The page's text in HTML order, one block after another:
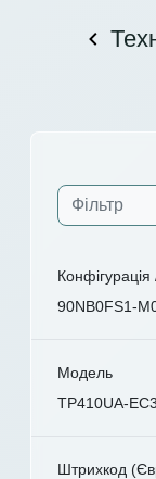
90NB0FS1-
Модель
TP410UA-
Штрихкод